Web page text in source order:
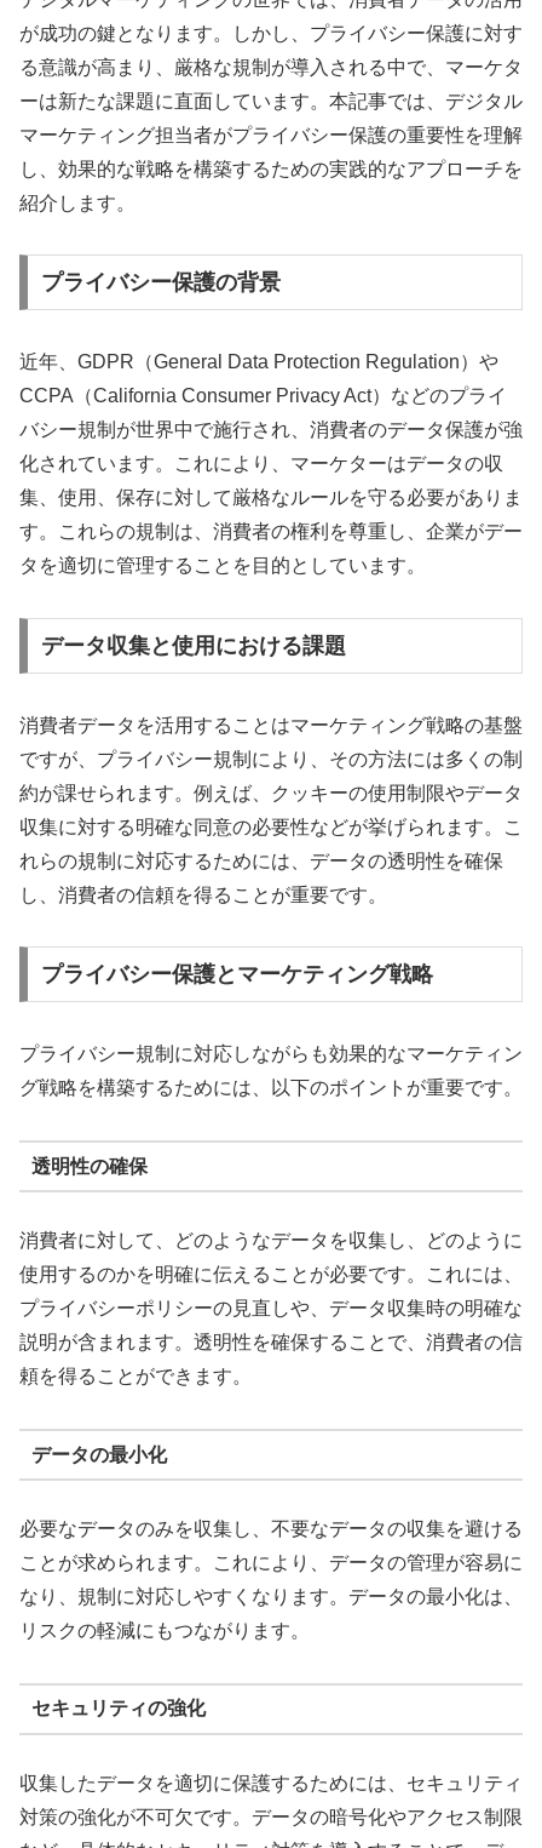
が成功の鍵となります。しかし、プライバシー保護に対す
る意識が高まり、厳格な規制が導入される中で、マーケタ
ーは新たな課題に直面しています。本記事では、デジタル
マーケティング担当者がプライバシー保護の重要性を理解
し、効果的な戦略を構築するための実践的なアプローチを
紹介します。
プライバシー保護の背景
近年、GDPR（General Data Protection Regulation）や
CCPA（California Consumer Privacy Act）などのプライ
バシー規制が世界中で施行され、消費者のデータ保護が強
化されています。これにより、マーケターはデータの収
集、使用、保存に対して厳格なルールを守る必要がありま
す。これらの規制は、消費者の権利を尊重し、企業がデー
タを適切に管理することを目的としています。
データ収集と使用における課題
消費者データを活用することはマーケティング戦略の基盤
ですが、プライバシー規制により、その方法には多くの制
約が課せられます。例えば、クッキーの使用制限やデータ
収集に対する明確な同意の必要性などが挙げられます。こ
れらの規制に対応するためには、データの透明性を確保
し、消費者の信頼を得ることが重要です。
プライバシー保護とマーケティング戦略
プライバシー規制に対応しながらも効果的なマーケティン
グ戦略を構築するためには、以下のポイントが重要です。
透明性の確保
消費者に対して、どのようなデータを収集し、どのように
使用するのかを明確に伝えることが必要です。これには、
プライバシーポリシーの見直しや、データ収集時の明確な
説明が含まれます。透明性を確保することで、消費者の信
頼を得ることができます。
データの最小化
必要なデータのみを収集し、不要なデータの収集を避ける
ことが求められます。これにより、データの管理が容易に
なり、規制に対応しやすくなります。データの最小化は、
リスクの軽減にもつながります。
セキュリティの強化
収集したデータを適切に保護するためには、セキュリティ
対策の強化が不可欠です。データの暗号化やアクセス制限